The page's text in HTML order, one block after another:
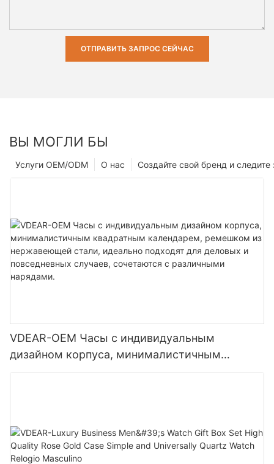
ОТПРАВИТЬ ЗАПРОС СЕЙЧАС
ВЫ МОГЛИ БЫ
Создайте свой бренд и следите
О нас
Услуги OEM/ODM
VDEAR-OEM Часы с индивидуальным
дизайном корпуса, минималистичным
квадратным календарем, ремешком из